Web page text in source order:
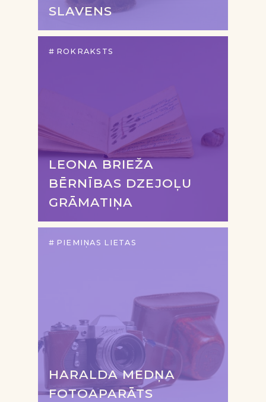
SLAVENS
ROKRAKSTS
LEONA BRIEŽA
BĒRNĪBAS DZEJOĻU
GRĀMATIŅA
PIEMIŅAS LIETAS
HARALDA MEDŅA
FOTOAPARĀTS